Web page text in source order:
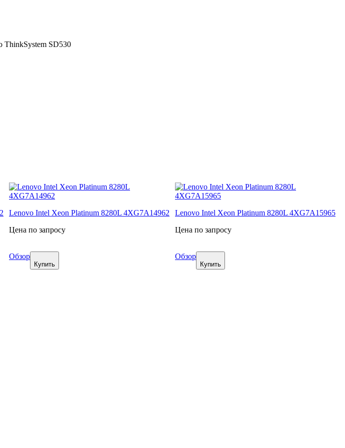
ThinkSystem SD530
Lenovo Intel Xeon Platinum 8280L 4XG7A14962
Цена по запросу
Обзор
Купить
Lenovo Intel Xeon Platinum 8280L 4XG7A15965
Цена по запросу
Обзор
Купить